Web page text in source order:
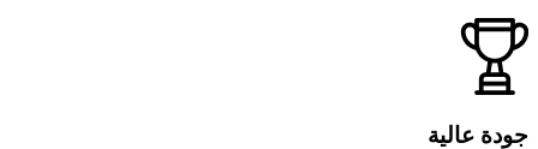
جودة عالية